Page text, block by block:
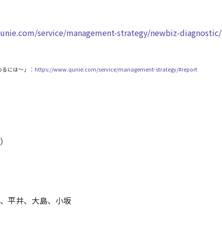
service/management-strategy/newbiz-diagnostic/
には～」： https://www.qunie.com/service/management-strategy/#report
平井、大島、小坂